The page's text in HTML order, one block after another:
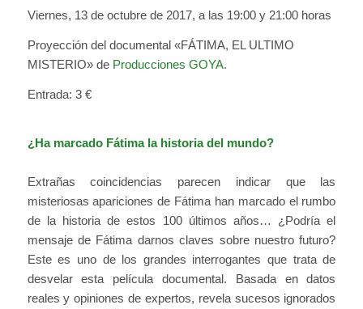
Viernes, 13 de octubre de 2017, a las 19:00 y 21:00 horas
Proyección del documental «FÁTIMA, EL ULTIMO
MISTERIO» de Producciones GOYA.
Entrada: 3 €
¿Ha marcado Fátima la historia del mundo?
Extrañas coincidencias parecen indicar que las
misteriosas apariciones de Fátima han marcado el rumbo
de la historia de estos 100 últimos años… ¿Podría el
mensaje de Fátima darnos claves sobre nuestro futuro?
Este es uno de los grandes interrogantes que trata de
desvelar esta película documental. Basada en datos
reales y opiniones de expertos, revela sucesos ignorados